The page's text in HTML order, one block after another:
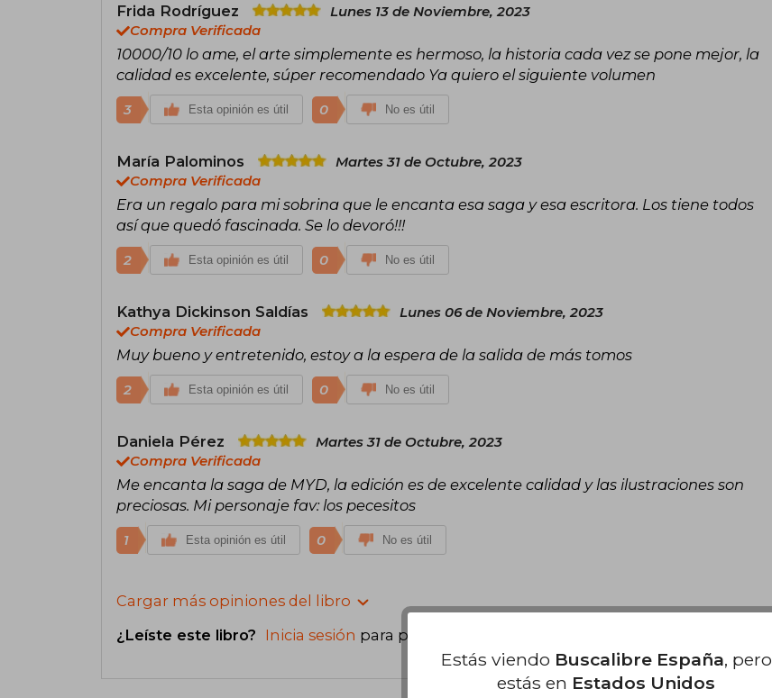
Frida Rodríguez
Lunes 13 de Noviembre, 2023
Compra Verificada
10000/10 lo ame, el arte simplemente es hermoso, la historia cada vez se pone mejor, la
calidad es excelente, súper recomendado Ya quiero el siguiente volumen
3 Esta opinión es útil 0 No es útil
María Palominos
Martes 31 de Octubre, 2023
Compra Verificada
Era un regalo para mi sobrina que le encanta esa saga y esa escritora. Los tiene todos
así que quedó fascinada. Se lo devoró!!!
2 Esta opinión es útil 0 No es útil
Kathya Dickinson Saldías
Lunes 06 de Noviembre, 2023
Compra Verificada
Muy bueno y entretenido, estoy a la espera de la salida de más tomos
2 Esta opinión es útil 0 No es útil
Daniela Pérez
Martes 31 de Octubre, 2023
Compra Verificada
Me encanta la saga de MYD, la edición es de excelente calidad y las ilustraciones son
preciosas. Mi personaje fav: los pecesitos
1 Esta opinión es útil 0 No es útil
Cargar más opiniones del libro
¿Leíste este libro? Inicia sesión para poder agregar tu propia evaluación
Estás viendo Buscalibre España, pero
estás en Estados Unidos